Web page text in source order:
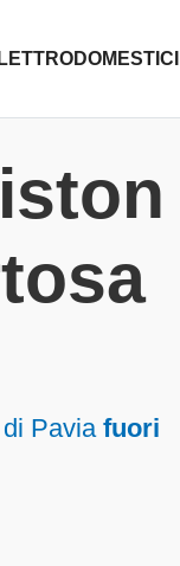
Pavia fuori